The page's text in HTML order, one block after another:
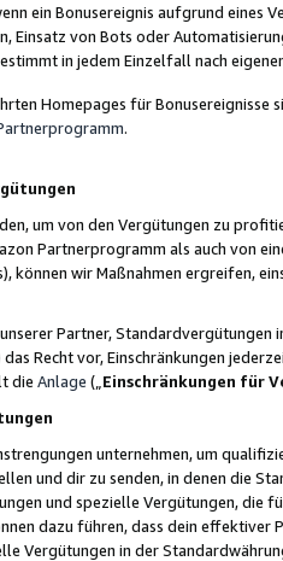
ein Bonusereignis aufgrund eines
Einsatz von Bots oder
in jedem Einzelfall nach
Homepages für
.
um von den Vergütungen zu
Partnerprogramm als auch von
können wir Maßnahmen ergreifen,
Partner,
Recht vor, Einschränkungen
die Anlage („ Einschränkungen für
unternehmen, um
und dir zu senden, in denen die
und spezielle Vergütungen, die
dazu führen, dass dein
Vergütungen in der